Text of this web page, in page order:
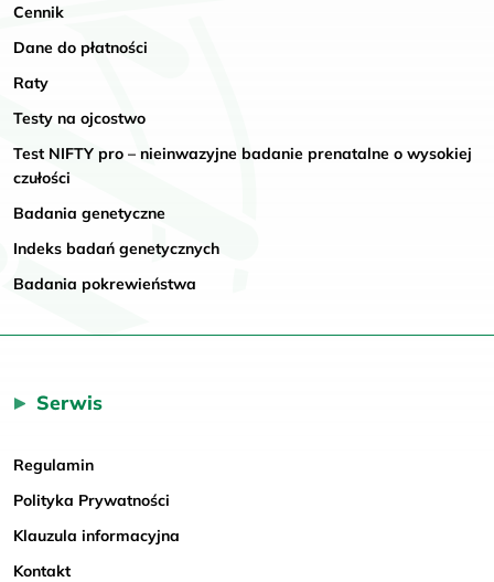
Cennik
Dane do płatności
Raty
Testy na ojcostwo
Test NIFTY pro – nieinwazyjne badanie prenatalne o wysokiej
czułości
Badania genetyczne
Indeks badań genetycznych
Badania pokrewieństwa
Serwis
Regulamin
Polityka Prywatności
Klauzula informacyjna
Kontakt